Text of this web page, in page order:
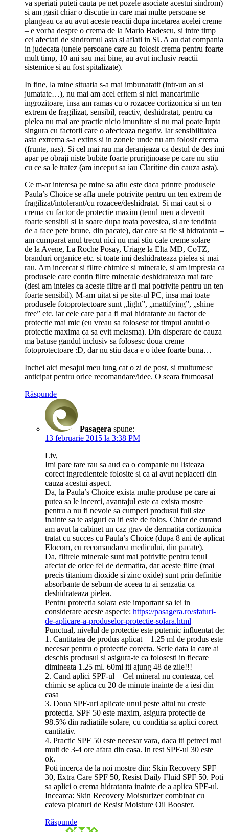
va speriati puteti cauta pe net pozele asociate acestui sindrom)
si am gasit chiar o discutie in care mai multe persoane se
plangeau ca au avut aceste reactii dupa incetarea acelei creme
– e vorba despre o crema de la Mario Badescu, si intre timp
cei afectati de sindromul asta si aflati in SUA au dat compania
in judecata (unele persoane care au folosit crema pentru foarte
mult timp, 10 ani sau mai bine, au avut inclusiv reactii
sistemice si au fost spitalizate).
In fine, la mine situatia s-a mai imbunatatit (intr-un an si
jumatate…), nu mai am acel eritem si nici mancarimile
ingrozitoare, insa am ramas cu o rozacee cortizonica si un ten
extrem de fragilizat, sensibil, reactiv, deshidratat, pentru ca
pielea nu mai are practic nicio imunitate si nu mai poate lupta
singura cu factorii care o afecteaza negativ. Iar sensibilitatea
asta extrema s-a extins si in zonele unde nu am folosit crema
(frunte, nas). Si cel mai rau ma deranjeaza ca destul de des imi
apar pe obraji niste bubite foarte pruriginoase pe care nu stiu
cu ce sa le tratez (am inceput sa iau Claritine din cauza asta).
Ce m-ar interesa pe mine sa aflu este daca printre produsele
Paula’s Choice se afla unele potrivite pentru un ten extrem de
fragilizat/intolerant/cu rozacee/deshidratat. Si mai caut si o
crema cu factor de protectie maxim (tenul meu a devenit
foarte sensibil si la soare dupa toata povestea, si are tendinta
de a face pete brune, din pacate), dar care sa fie si hidratanta –
am cumparat anul trecut nici nu mai stiu cate creme solare –
de la Avene, La Roche Posay, Uriage la Elta MD, CoTZ,
branduri organice etc. si toate imi deshidrateaza pielea si mai
rau. Am incercat si filtre chimice si minerale, si am impresia ca
produsele care contin filtre minerale deshidrateaza mai tare
(desi am inteles ca aceste filtre ar fi mai potrivite pentru un ten
foarte sensibil). M-am uitat si pe site-ul PC, insa mai toate
produsele fotoprotectoare sunt „light”, „mattifying”, „shine
free” etc. iar cele care par a fi mai hidratante au factor de
protectie mai mic (eu vreau sa folosesc tot timpul anului o
protectie maxima ca sa evit melasma). Din disperare de cauza
ma batuse gandul inclusiv sa folosesc doua creme
fotoprotectoare :D, dar nu stiu daca e o idee foarte buna…
Inchei aici mesajul meu lung cat o zi de post, si multumesc
anticipat pentru orice recomandare/idee. O seara frumoasa!
Răspunde
Pasagera spune:
13 februarie 2015 la 3:38 PM
Liv,
Imi pare tare rau sa aud ca o companie nu listeaza
corect ingredientele folosite si ca ai avut neplaceri din
cauza acestui aspect.
Da, la Paula’s Choice exista multe produse pe care ai
putea sa le incerci, avantajul este ca exista mostre
pentru a nu fi nevoie sa cumperi produsul full size
inainte sa te asiguri ca iti este de folos. Chiar de curand
am avut la cabinet un caz grav de dermatita cortizonica
tratat cu succes cu Paula’s Choice (dupa 8 ani de aplicat
Elocom, cu recomandarea medicului, din pacate).
Da, filtrele minerale sunt mai potrivite pentru tenul
afectat de orice fel de dermatita, dar aceste filtre (mai
precis titanium dioxide si zinc oxide) sunt prin definitie
absorbante de sebum de aceea tu ai senzatia ca
deshidrateaza pielea.
Pentru protectia solara este important sa iei in
considerare aceste aspecte: https://pasagera.ro/sfaturi-
de-aplicare-a-produselor-protectie-solara.html
Punctual, nivelul de protectie este puternic influentat de:
1. Cantitatea de produs aplicat – 1.25 ml de produs este
necesar pentru o protectie corecta. Scrie data la care ai
deschis produsul si asigura-te ca folosesti in fiecare
dimineata 1.25 ml. 60ml iti ajung 48 de zile!!!
2. Cand aplici SPF-ul – Cel mineral nu conteaza, cel
chimic se aplica cu 20 de minute inainte de a iesi din
casa
3. Doua SPF-uri aplicate unul peste altul nu creste
protectia. SPF 50 este maxim, asigura protectie de
98.5% din radiatiile solare, cu conditia sa aplici corect
cantitativ.
4. Practic SPF 50 este necesar vara, daca iti petreci mai
mult de 3-4 ore afara din casa. In rest SPF-ul 30 este
ok.
Poti incerca de la noi mostre din: Skin Recovery SPF
30, Extra Care SPF 50, Resist Daily Fluid SPF 50. Poti
sa aplici o crema hidratanta inainte de a aplica SPF-ul.
Incearca: Skin Recovery Moisturizer combinat cu
cateva picaturi de Resist Moisture Oil Booster.
Răspunde